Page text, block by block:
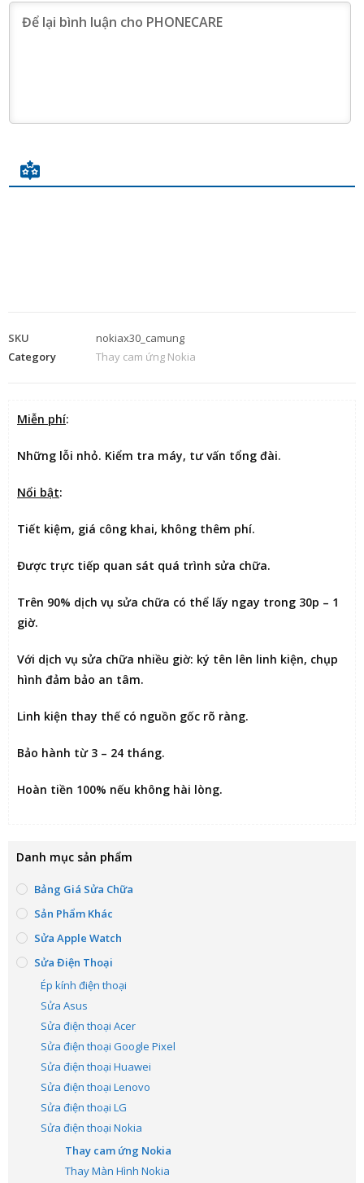
SKU
nokiax30_camung
Category
Thay cam ứng Nokia
Miễn phí:
Những lỗi nhỏ. Kiểm tra máy, tư vấn tổng đài.
Nổi bật:
Tiết kiệm, giá công khai, không thêm phí.
Được trực tiếp quan sát quá trình sửa chữa.
Trên 90% dịch vụ sửa chữa có thể lấy ngay trong 30p – 1
giờ.
Với dịch vụ sửa chữa nhiều giờ: ký tên lên linh kiện, chụp
hình đảm bảo an tâm.
Linh kiện thay thế có nguồn gốc rõ ràng.
Bảo hành từ 3 – 24 tháng.
Hoàn tiền 100% nếu không hài lòng.
Danh mục sản phẩm
Bảng Giá Sửa Chữa
Sản Phẩm Khác
Sửa Apple Watch
Sửa Điện Thoại
Ép kính điện thoại
Sửa Asus
Sửa điện thoại Acer
Sửa điện thoại Google Pixel
Sửa điện thoại Huawei
Sửa điện thoại Lenovo
Sửa điện thoại LG
Sửa điện thoại Nokia
Thay cam ứng Nokia
Thay Màn Hình Nokia